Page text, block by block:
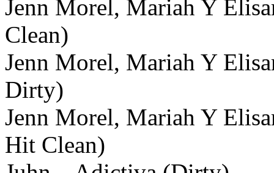
Jenn Morel, Mariah Y
Clean)
Jenn Morel, Mariah Y
Dirty)
Jenn Morel, Mariah Y
Hit Clean)